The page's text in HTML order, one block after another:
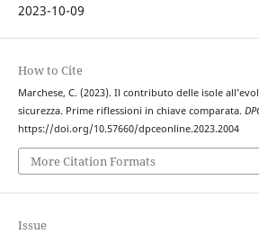
2023-10-09
How to Cite
Marchese, C. (2023). Il contributo delle isole
sicurezza. Prime riflessioni in chiave comparata.
https://doi.org/10.57660/dpceonline.2023.2004
More Citation Formats
Issue